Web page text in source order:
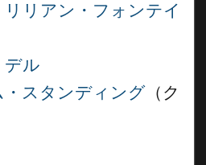
リリアン・フォンテイ
デル
・スタンディング （ク